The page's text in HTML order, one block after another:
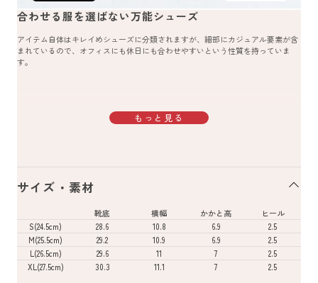
合わせる服を選ばない万能シューズ
アイテム自体はキレイめシューズに分類されますが、細部にカジュアル要素が含
まれているので、オフィスにも休日にも合わせやすいという性質を持っていま
す。
もっと見る
サイズ・素材
靴底 横幅 かかと高
ヒール
S(24.5cm)
28.6 10.8 6.9
2.5
M(25.5cm)
29.2 10.9 6.9
2.5
L(26.5cm)
29.6 11 7
2.5
XL(27.5cm)
30.3 11.1 7 2.5